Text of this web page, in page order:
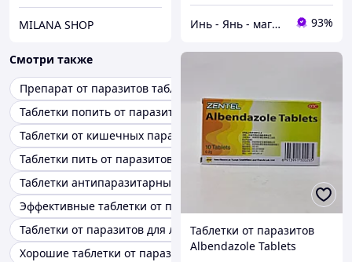
MILANA SHOP Инь - Янь - магазин китайских лечебных препаратов 93%
Смотри также
Препарат от паразитов таблетка
Таблетки попить от паразитов
Таблетки от кишечных паразитов
Таблетки пить от паразитов
Таблетки антипаразитарные
Эффективные таблетки от паразитов
Таблетки от паразитов для людей
Хорошие таблетки от паразитов
Таблетки от паразитов
Albendazole Tablets